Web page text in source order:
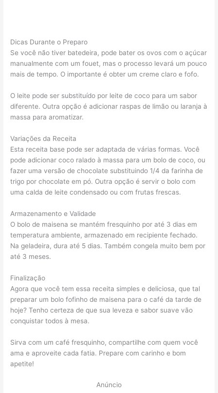
Dicas Durante o Preparo
Se você não tiver batedeira, pode bater os ovos com o açúcar
manualmente com um fouet, mas o processo levará um pouco
mais de tempo. O importante é obter um creme claro e fofo.
O leite pode ser substituído por leite de coco para um sabor
diferente. Outra opção é adicionar raspas de limão ou laranja à
massa para aromatizar.
Variações da Receita
Esta receita base pode ser adaptada de várias formas. Você
pode adicionar coco ralado à massa para um bolo de coco, ou
fazer uma versão de chocolate substituindo 1/4 da farinha de
trigo por chocolate em pó. Outra opção é servir o bolo com
uma calda de leite condensado ou com frutas frescas.
Armazenamento e Validade
O bolo de maisena se mantém fresquinho por até 3 dias em
temperatura ambiente, armazenado em recipiente fechado.
Na geladeira, dura até 5 dias. Também congela muito bem por
até 3 meses.
Finalização
Agora que você tem essa receita simples e deliciosa, que tal
preparar um bolo fofinho de maisena para o café da tarde de
hoje? Tenho certeza de que sua leveza e sabor suave vão
conquistar todos à mesa.
Sirva com um café fresquinho, compartilhe com quem você
ama e aproveite cada fatia. Prepare com carinho e bom
apetite!
Anúncio